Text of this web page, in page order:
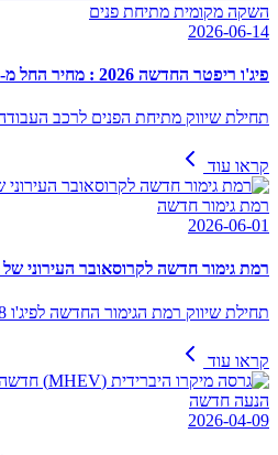
השקה מקומית מתיחת פנים
2026-06-14
פיג'ו ריפטר החדשה 2026 : מחיר החל מ-178,990 ש"ח
תחילת שיווק מתיחת הפנים לרכב העבודה (5 ו-7 מקומות) של
קראו עוד
רמת גימור חדשה
2026-06-01
רמת גימור חדשה לקרוסאובר העירוני של פיג'ו :
תחילת שיווק רמת הגימור החדשה לפיג'ו 2008
קראו עוד
הנעה חדשה
2026-04-09